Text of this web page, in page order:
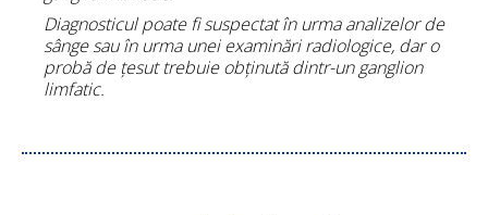
Diagnosticul poate fi suspectat în urma analizelor de
sânge sau în urma unei examinări radiologice, dar o
probă de țesut trebuie obținută dintr-un ganglion
limfatic.